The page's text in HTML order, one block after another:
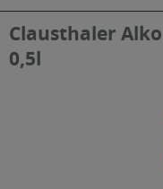
Clausthaler
0,5l